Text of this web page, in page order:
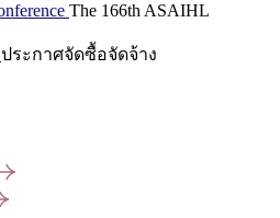
The 166th ASAIHL
ประกาศจัดซื้อจัดจ้าง